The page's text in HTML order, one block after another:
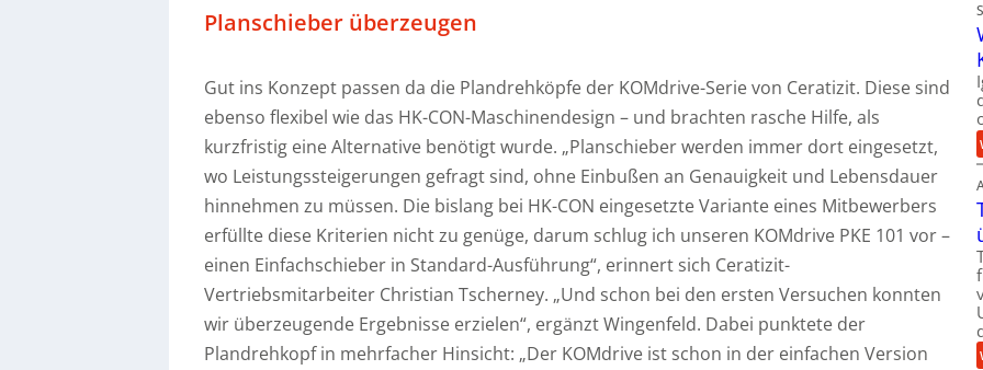
Planschieber überzeugen
Gut ins Konzept passen da die Plandrehköpfe der KOMdrive-Serie von Ceratizit. Diese sind
ebenso flexibel wie das HK-CON-Maschinendesign – und brachten rasche Hilfe, als
kurzfristig eine Alternative benötigt wurde. „Planschieber werden immer dort eingesetzt,
wo Leistungssteigerungen gefragt sind, ohne Einbußen an Genauigkeit und Lebensdauer
hinnehmen zu müssen. Die bislang bei HK-CON eingesetzte Variante eines Mitbewerbers
erfüllte diese Kriterien nicht zu genüge, darum schlug ich unseren KOMdrive PKE 101 vor –
einen Einfachschieber in Standard-Ausführung“, erinnert sich Ceratizit-
Vertriebsmitarbeiter Christian Tscherney. „Und schon bei den ersten Versuchen konnten
wir überzeugende Ergebnisse erzielen“, ergänzt Wingenfeld. Dabei punktete der
Plandrehkopf in mehrfacher Hinsicht: „Der KOMdrive ist schon in der einfachen Version